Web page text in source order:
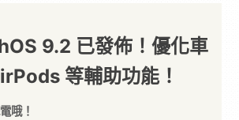
9.2 已發佈！優化車
等輔助功能！
哦！